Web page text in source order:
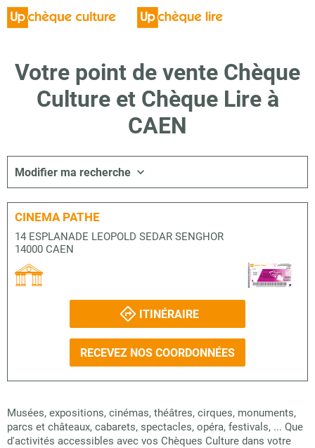
Votre point de vente Chèque
Culture et Chèque Lire à
CAEN
Modifier ma recherche
CINEMA PATHE
14 ESPLANADE LEOPOLD SEDAR SENGHOR
14000 CAEN
ITINÉRAIRE
RECEVEZ NOS COORDONNÉES
Musées, expositions, cinémas, théâtres, cirques, monuments,
parcs et châteaux, cabarets, spectacles, opéra, festivals, ... Que
d'activités accessibles avec vos Chèques Culture dans votre